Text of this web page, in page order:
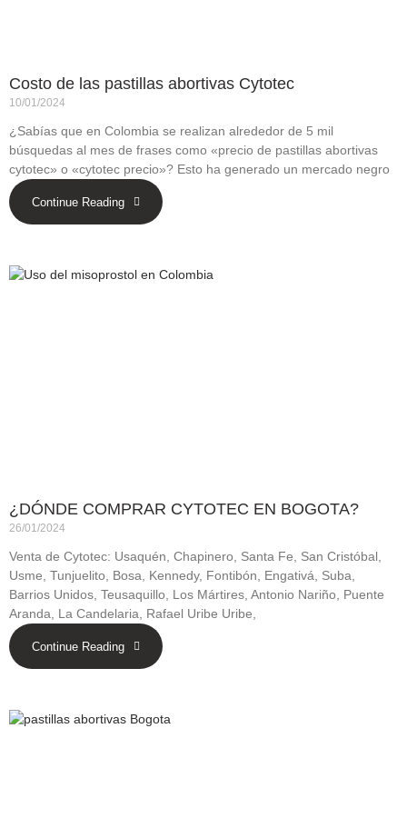
Costo de las pastillas abortivas Cytotec
10/01/2024
¿Sabías que en Colombia se realizan alrededor de 5 mil
búsquedas al mes de frases como «precio de pastillas abortivas
cytotec» o «cytotec precio»? Esto ha generado un mercado negro
Continue Reading
¿DÓNDE COMPRAR CYTOTEC EN BOGOTA?
26/01/2024
Venta de Cytotec: Usaquén, Chapinero, Santa Fe, San Cristóbal,
Usme, Tunjuelito, Bosa, Kennedy, Fontibón, Engativá, Suba,
Barrios Unidos, Teusaquillo, Los Mártires, Antonio Nariño, Puente
Aranda, La Candelaria, Rafael Uribe Uribe,
Continue Reading